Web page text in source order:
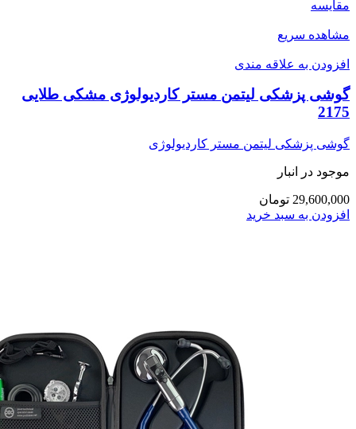
مقایسه
مشاهده سریع
افزودن به علاقه مندی
گوشی پزشکی لیتمن مستر کاردیولوژی مشکی طلایی
2175
گوشی پزشکی لیتمن مستر کاردیولوژی
موجود در انبار
29,600,000 تومان
افزودن به سبد خرید